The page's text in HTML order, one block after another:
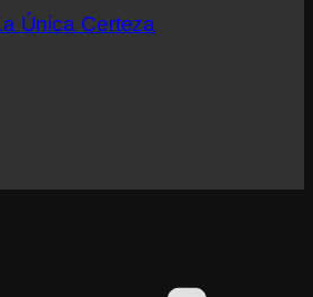
Única Certeza